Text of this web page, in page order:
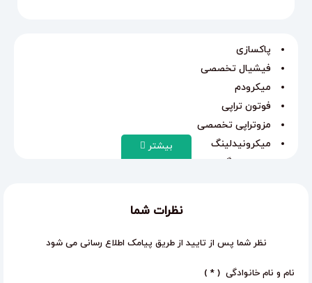
پاکسازی
فیشیال تخصصی
میکرودم
فوتون تراپی
مزوتراپی تخصصی
میکرونیدلینگ
مزونیدلینگ
بخیه و…
چال لپ
بیشتر
نظرات شما
نظر شما پس از تایید از طریق پیامک اطلاع رسانی می شود
نام و نام خانوادگی ( * )